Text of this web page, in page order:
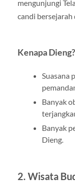
mengunjungi
candi bersejarah
Kenapa Dieng?
Suasana
Banyak
Banyak
Dieng.
2. Wisata